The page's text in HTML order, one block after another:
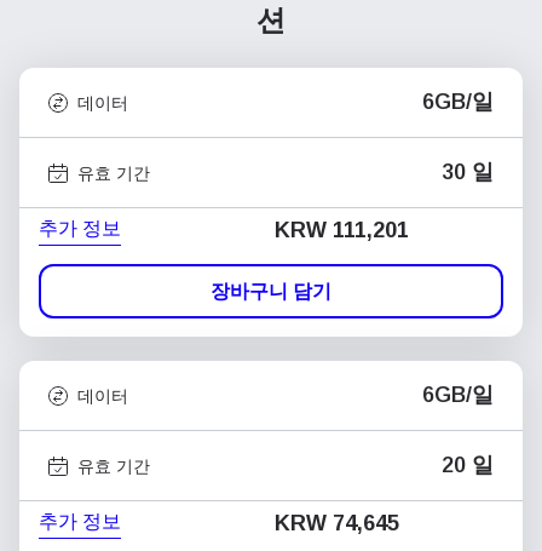
션
데이터 6GB/일
유효 기간 30 일
추가 정보 KRW 111,201
장바구니 담기
데이터 6GB/일
유효 기간 20 일
추가 정보 KRW 74,645